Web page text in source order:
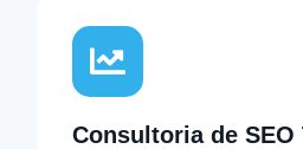
Consultoria de SEO